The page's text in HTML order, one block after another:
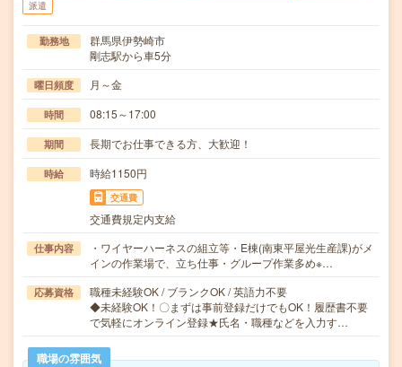
派遣
勤務地
群馬県伊勢崎市
剛志駅から車5分
曜日頻度 月～金
時間 08:15～17:00
期間 長期でお仕事できる方、大歓迎！
時給 時給1150円
交通費
交通費規定内支給
仕事内容
・ワイヤーハーネスの組立等・E棟(南東平屋光生産課)がメ
インの作業場で、立ち仕事・グループ作業多め※…
応募資格
職種未経験OK / ブランクOK / 英語力不要
◆未経験OK！〇まずは事前登録だけでもOK！履歴書不要
で気軽にオンライン登録★氏名・職種などを入力す…
職場の雰囲気